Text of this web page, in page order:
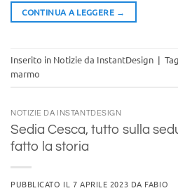
CONTINUA A LEGGERE →
Inserito in Notizie da InstantDesign |
marmo
NOTIZIE DA INSTANTDESIGN
Sedia Cesca, tutto sulla
fatto la storia
PUBBLICATO IL 7 APRILE 2023 DA FABIO